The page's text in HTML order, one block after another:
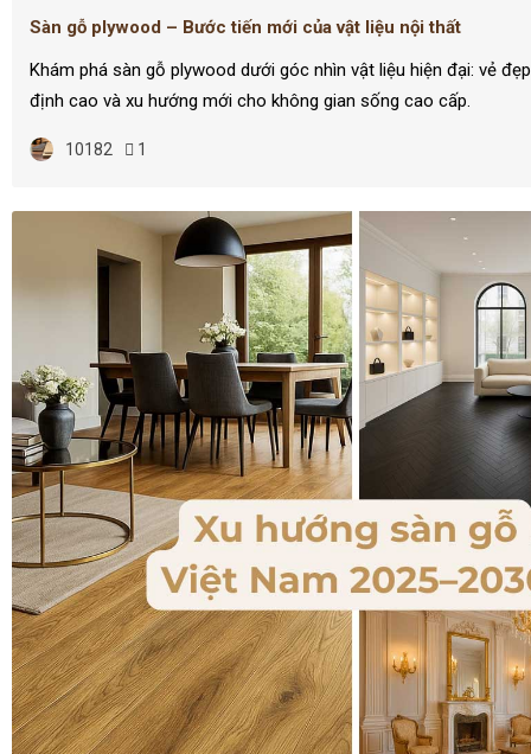
Sàn gỗ plywood – Bước tiến mới của vật liệu nội thất
Khám phá sàn gỗ plywood dưới góc nhìn vật liệu hiện đại: vẻ
định cao và xu hướng mới cho không gian sống cao cấp.
10182 1